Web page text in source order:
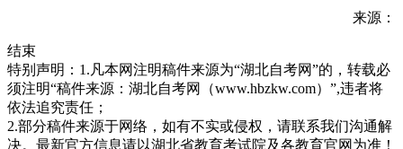
来源：
结束
特别声明：1.凡本网注明稿件来源为“湖北自考网”的，转载必
须注明“稿件来源：湖北自考网（www.hbzkw.com）”,违者将
依法追究责任；
2.部分稿件来源于网络，如有不实或侵权，请联系我们沟通解
决。最新官方信息请以湖北省教育考试院及各教育官网为准！